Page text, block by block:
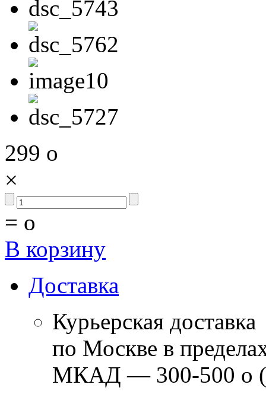
299 o
×
= o
В корзину
Доставка
Курьерская доставка
по Москве в
МКАД — 300-500 o